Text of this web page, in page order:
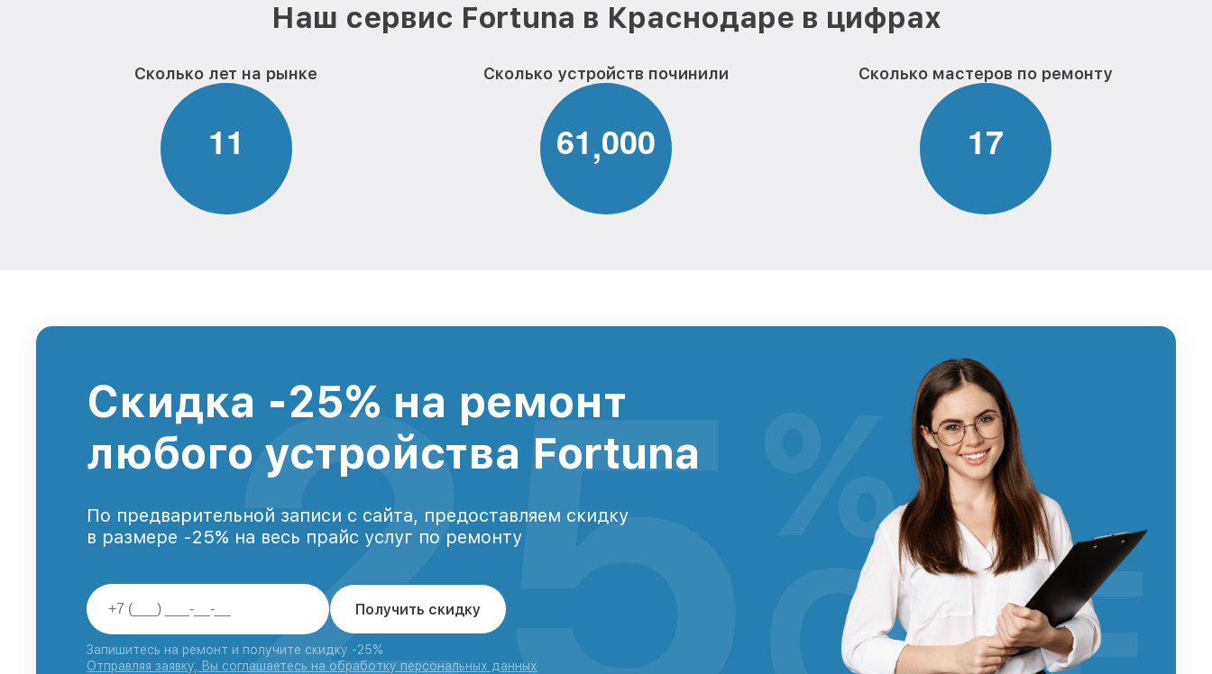
Наш сервис Fortuna в Краснодаре в цифрах
Сколько лет на рынке
11
Сколько устройств починили
61,000
Сколько мастеров по ремонту
17
Скидка -25% на ремонт
любого устройства Fortuna
По предварительной записи с сайта, предоставляем скидку
в размере -25% на весь прайс услуг по ремонту
Получить скидку
Запишитесь на ремонт и получите скидку -25%
Отправляя заявку, Вы соглашаетесь на обработку персональных данных
25 %